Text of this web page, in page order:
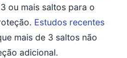
ou mais saltos para o
Estudos recentes
mais de 3 saltos não
adicional.